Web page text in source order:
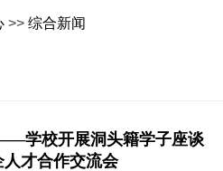
>>综合新闻
学校开展洞头籍学子座谈
才合作交流会